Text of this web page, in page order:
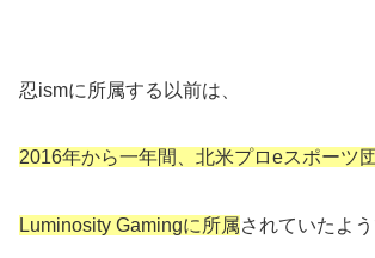
忍ismに所属する以前は、
2016年から一年間、北米プロeスポーツ
Luminosity Gamingに所属されていたよう